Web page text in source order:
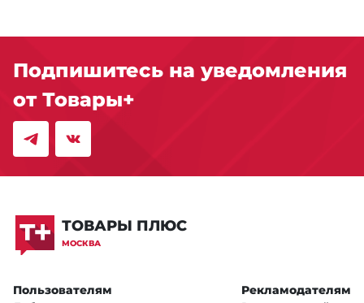
Подпишитесь на уведомления
от Товары+
ТОВАРЫ ПЛЮС
МОСКВА
Пользователям Рекламодателям